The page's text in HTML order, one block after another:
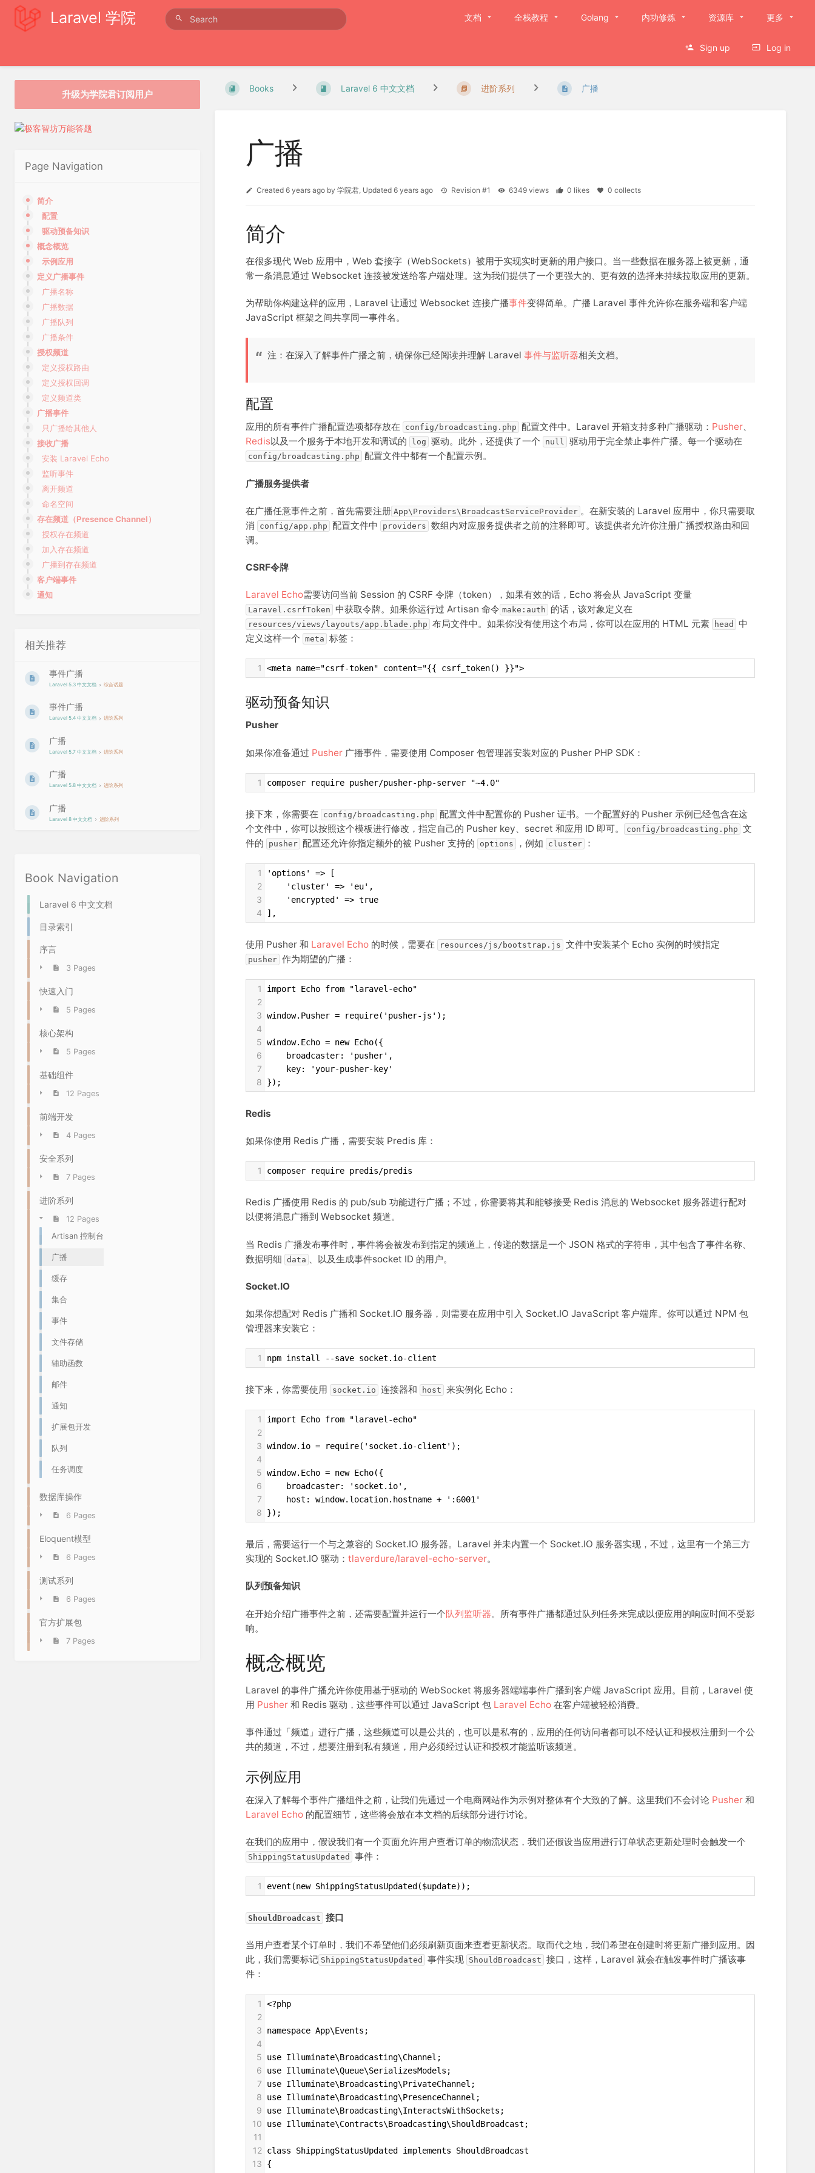
Laravel 学院 文档 全栈教程 Golang 内功修炼 资源库 更多
Sign up Log in
Book Navigation
Laravel 6 中文文档
目录索引
序言
3 Pages
快速入门
5 Pages
核心架构
5 Pages
基础组件
12 Pages
前端开发
4 Pages
安全系列
7 Pages
进阶系列
12 Pages
Artisan 控制台
广播
缓存
集合
事件
文件存储
辅助函数
邮件
通知
扩展包开发
队列
任务调度
数据库操作
6 Pages
Eloquent模型
6 Pages
测试系列
6 Pages
官方扩展包
7 Pages
Books Laravel 6 中文文档 进阶系列 广播
广播
Created 6 years ago by 学院君, Updated 6 years ago Revision #1 6349 views 0 likes 0 collects
简介
在很多现代 Web 应用中，Web 套接字（WebSockets）被用于实现实时更新的用户接口。当一些数据在服务器上被更新，通
常一条消息通过 Websocket 连接被发送给客户端处理。这为我们提供了一个更强大的、更有效的选择来持续拉取应用的更新。
为帮助你构建这样的应用，Laravel 让通过 Websocket 连接广播事件变得简单。广播 Laravel 事件允许你在服务端和客户端
JavaScript 框架之间共享同一事件名。
注：在深入了解事件广播之前，确保你已经阅读并理解 Laravel 事件与监听器相关文档。
配置
应用的所有事件广播配置选项都存放在 config/broadcasting.php 配置文件中。Laravel 开箱支持多种广播驱动： Pusher、
Redis以及一个服务于本地开发和调试的 log 驱动。此外，还提供了一个 null 驱动用于完全禁止事件广播。每一个驱动在
config/broadcasting.php 配置文件中都有一个配置示例。
广播服务提供者
在广播任意事件之前，首先需要注册 App\Providers\BroadcastServiceProvider 。在新安装的 Laravel 应用中，你只需要取
消
config/app.php 配置文件中 providers 数组内对应服务提供者之前的注释即可。该提供者允许你注册广播授权路由和回
调。
CSRF令牌
Laravel Echo需要访问当前 Session 的 CSRF 令牌（token），如果有效的话，Echo 将会从 JavaScript 变量
Laravel.csrfToken 中获取令牌。如果你运行过 Artisan 命令 make:auth 的话，该对象定义在
resources/views/layouts/app.blade.php 布局文件中。如果你没有使用这个布局，你可以在应用的 HTML 元素 head
中
定义这样一个 meta 标签：
1 <meta name="csrf-token" content="{{ csrf_token() }}">
驱动预备知识
Pusher
如果你准备通过 Pusher 广播事件，需要使用 Composer 包管理器安装对应的 Pusher PHP SDK：
1 composer require pusher/pusher-php-server "~4.0"
接下来，你需要在 config/broadcasting.php 配置文件中配置你的 Pusher 证书。一个配置好的 Pusher 示例已经包含在这
个文件中，你可以按照这个模板进行修改，指定自己的 Pusher key、secret 和应用 ID 即可。
config/broadcasting.php 文
件的
pusher 配置还允许你指定额外的被 Pusher 支持的 options ，例如 cluster ：
1 'options' => [
2
    'cluster' => 'eu',
3
    'encrypted' => true
4 ],
使用 Pusher 和 Laravel Echo 的时候，需要在 resources/js/bootstrap.js 文件中安装某个 Echo 实例的时候指定
pusher 作为期望的广播：
1 import Echo from "laravel-echo"
2
3 window.Pusher = require('pusher-js');
4
5 window.Echo = new Echo({
6
    broadcaster: 'pusher',
7
    key: 'your-pusher-key'
8 });
Redis
如果你使用 Redis 广播，需要安装 Predis 库：
1 composer require predis/predis
Redis 广播使用 Redis 的 pub/sub 功能进行广播；不过，你需要将其和能够接受 Redis 消息的 Websocket 服务器进行配对
以便将消息广播到 Websocket 频道。
当 Redis 广播发布事件时，事件将会被发布到指定的频道上，传递的数据是一个 JSON 格式的字符串，其中包含了事件名称、
数据明细 data 、以及生成事件socket ID 的用户。
Socket.IO
如果你想配对 Redis 广播和 Socket.IO 服务器，则需要在应用中引入 Socket.IO JavaScript 客户端库。你可以通过 NPM 包
管理器来安装它：
1 npm install --save socket.io-client
接下来，你需要使用 socket.io 连接器和 host 来实例化 Echo：
1 import Echo from "laravel-echo"
2
3 window.io = require('socket.io-client');
4
5 window.Echo = new Echo({
6
    broadcaster: 'socket.io',
7
    host: window.location.hostname + ':6001'
8 });
最后，需要运行一个与之兼容的 Socket.IO 服务器。Laravel 并未内置一个 Socket.IO 服务器实现，不过，这里有一个第三方
实现的 Socket.IO 驱动： tlaverdure/laravel-echo-server。
队列预备知识
在开始介绍广播事件之前，还需要配置并运行一个队列监听器。所有事件广播都通过队列任务来完成以便应用的响应时间不受影
响。
概念概览
Laravel 的事件广播允许你使用基于驱动的 WebSocket 将服务器端端事件广播到客户端 JavaScript 应用。目前，Laravel 使
用 Pusher 和 Redis 驱动，这些事件可以通过 JavaScript 包 Laravel Echo 在客户端被轻松消费。
事件通过「频道」进行广播，这些频道可以是公共的，也可以是私有的，应用的任何访问者都可以不经认证和授权注册到一个公
共的频道，不过，想要注册到私有频道，用户必须经过认证和授权才能监听该频道。
示例应用
在深入了解每个事件广播组件之前，让我们先通过一个电商网站作为示例对整体有个大致的了解。这里我们不会讨论 Pusher 和
Laravel Echo 的配置细节，这些将会放在本文档的后续部分进行讨论。
在我们的应用中，假设我们有一个页面允许用户查看订单的物流状态，我们还假设当应用进行订单状态更新处理时会触发一个
ShippingStatusUpdated 事件：
1 event(new ShippingStatusUpdated($update));
ShouldBroadcast 接口
当用户查看某个订单时，我们不希望他们必须刷新页面来查看更新状态。取而代之地，我们希望在创建时将更新广播到应用。因
此，我们需要标记 ShippingStatusUpdated 事件实现 ShouldBroadcast 接口，这样，Laravel 就会在触发事件时广播该事
件：
1 <?php
2
3
namespace App\Events;
4
5
use Illuminate\Broadcasting\Channel;
6 use Illuminate\Queue\SerializesModels;
7 use Illuminate\Broadcasting\PrivateChannel;
8 use Illuminate\Broadcasting\PresenceChannel;
9 use Illuminate\Broadcasting\InteractsWithSockets;
10 use Illuminate\Contracts\Broadcasting\ShouldBroadcast;
11
12 class ShippingStatusUpdated implements ShouldBroadcast
13 {
升级为学院君订阅用户
Page Navigation
简介
配置
驱动预备知识
概念概览
示例应用
定义广播事件
广播名称
广播数据
广播队列
广播条件
授权频道
定义授权路由
定义授权回调
定义频道类
广播事件
只广播给其他人
接收广播
安装 Laravel Echo
监听事件
离开频道
命名空间
存在频道（Presence Channel）
授权存在频道
加入存在频道
广播到存在频道
客户端事件
通知
相关推荐
事件广播
Laravel 5.3 中文文档 综合话题
事件广播
Laravel 5.4 中文文档 进阶系列
广播
Laravel 5.7 中文文档 进阶系列
广播
Laravel 5.8 中文文档 进阶系列
广播
Laravel 8 中文文档 进阶系列